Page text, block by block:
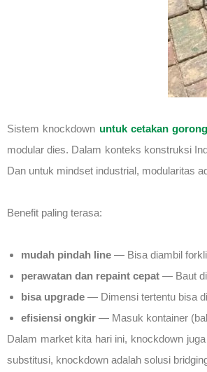
Sistem knockdown untuk cetakan
modular dies. Dalam konteks konstruksi
Dan untuk mindset industrial, modularitas
Benefit paling terasa:
mudah pindah line — Bisa diambil
perawatan dan repaint cepat — Baut
bisa upgrade — Dimensi tertentu bisa
efisiensi ongkir — Masuk kontainer
Dalam market kita hari ini, knockdown
substitusi, knockdown adalah solusi